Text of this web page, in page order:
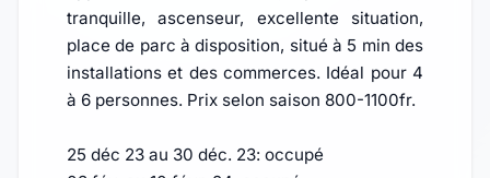
tranquille, ascenseur, excellente situation,
place de parc à disposition, situé à 5 min des
installations et des commerces. Idéal pour 4
à 6 personnes. Prix selon saison 800-1100fr.
25 déc 23 au 30 déc. 23: occupé